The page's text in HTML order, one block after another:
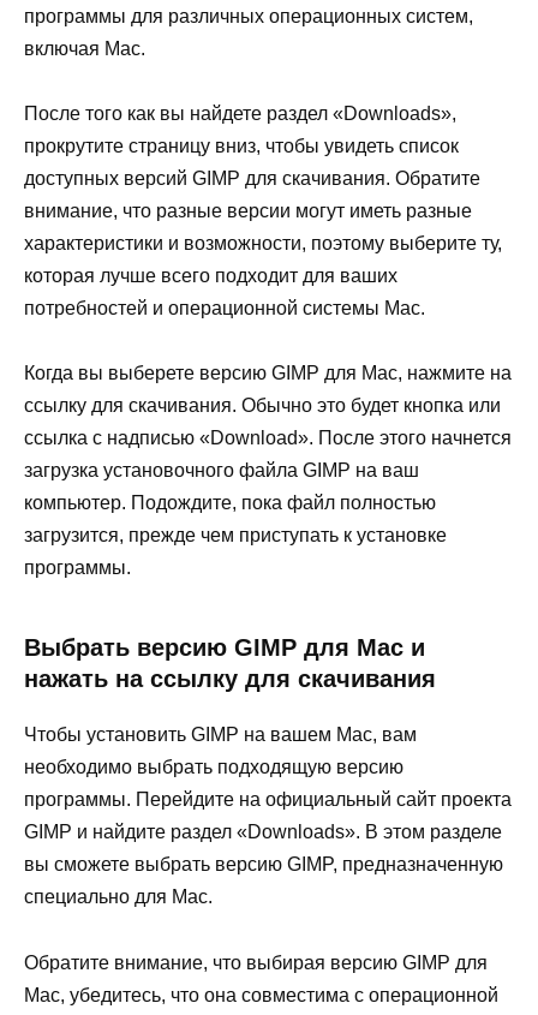
программы для различных операционных систем,
включая Mac.
После того как вы найдете раздел «Downloads»,
прокрутите страницу вниз, чтобы увидеть список
доступных версий GIMP для скачивания. Обратите
внимание, что разные версии могут иметь разные
характеристики и возможности, поэтому выберите ту,
которая лучше всего подходит для ваших
потребностей и операционной системы Mac.
Когда вы выберете версию GIMP для Mac, нажмите на
ссылку для скачивания. Обычно это будет кнопка или
ссылка с надписью «Download». После этого начнется
загрузка установочного файла GIMP на ваш
компьютер. Подождите, пока файл полностью
загрузится, прежде чем приступать к установке
программы.
Выбрать версию GIMP для Mac и
нажать на ссылку для скачивания
Чтобы установить GIMP на вашем Mac, вам
необходимо выбрать подходящую версию
программы. Перейдите на официальный сайт проекта
GIMP и найдите раздел «Downloads». В этом разделе
вы сможете выбрать версию GIMP, предназначенную
специально для Mac.
Обратите внимание, что выбирая версию GIMP для
Mac, убедитесь, что она совместима с операционной